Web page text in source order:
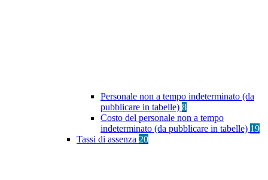
Personale non a tempo indeterminato (da
pubblicare in tabelle) 8
Costo del personale non a tempo
indeterminato (da pubblicare in tabelle) 19
Tassi di assenza 20